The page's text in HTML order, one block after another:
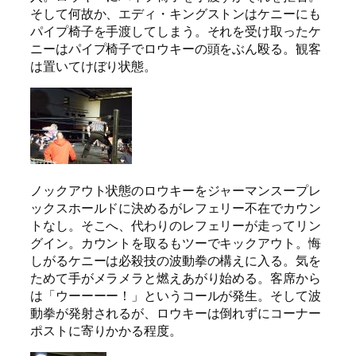
そして何故か、エディ・キングストンはケニーにも
パイプ椅子を手渡してしまう。それを受け取ったケ
ニーはパイプ椅子でロウキーの頭をぶん殴る。観客
は置いてけぼり状態。
ノックアウト状態のロウキーをジャーマンスープレ
ックスホールドに決めるがレフェリー不在でカウン
トなし。そこへ、代わりのレフェリーが走ってリン
グイン。カウントを取るもツーでキックアウト。悔
しがるケニーは必殺技の波動拳の構えに入る。気を
ためて手がメラメラと燃えあがり始める。客席から
は「ウーーーー！」というコールが発生。そして波
動拳が発射されるが、ロウキーは倒れずにコーナー
ポストに寄りかかる程度。